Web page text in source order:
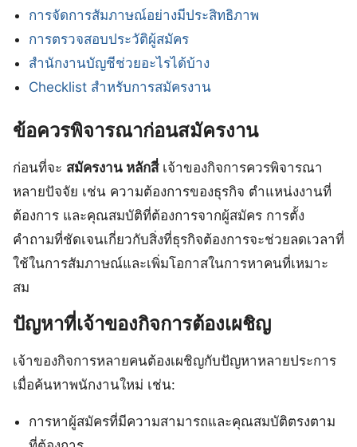
การจัดการสัมภาษณ์อย่างมีประสิทธิภาพ
การตรวจสอบประวัติผู้สมัคร
สำนักงานบัญชีช่วยอะไรได้บ้าง
Checklist สำหรับการสมัครงาน
ข้อควรพิจารณาก่อนสมัครงาน
ก่อนที่จะ สมัครงาน หลักสี่เจ้าของกิจการควรพิจารณา
หลายปัจจัย เช่น ความต้องการของธุรกิจ ตำแหน่งงานที่
ต้องการ และคุณสมบัติที่ต้องการจากผู้สมัคร การตั้ง
คำถามที่ชัดเจนเกี่ยวกับสิ่งที่ธุรกิจต้องการจะช่วยลดเวลาที่
ใช้ในการสัมภาษณ์และเพิ่มโอกาสในการหาคนที่เหมาะ
สม
ปัญหาที่เจ้าของกิจการต้องเผชิญ
เจ้าของกิจการหลายคนต้องเผชิญกับปัญหาหลายประการ
เมื่อค้นหาพนักงานใหม่ เช่น:
การหาผู้สมัครที่มีความสามารถและคุณสมบัติตรงตาม